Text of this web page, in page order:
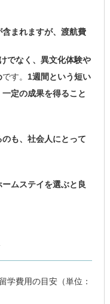
まれますが、渡航費
でなく、異文化体験や
です。 1週間という短い
定の成果を得ること
も、社会人にとって
ムステイを選ぶと良
学費用の目安（単位：